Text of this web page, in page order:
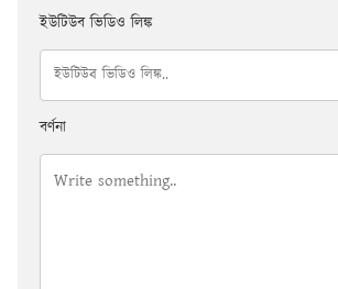
ইউটিউব ভিডিও লিঙ্ক
বর্ণনা